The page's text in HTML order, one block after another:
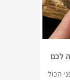
לכם
הכול